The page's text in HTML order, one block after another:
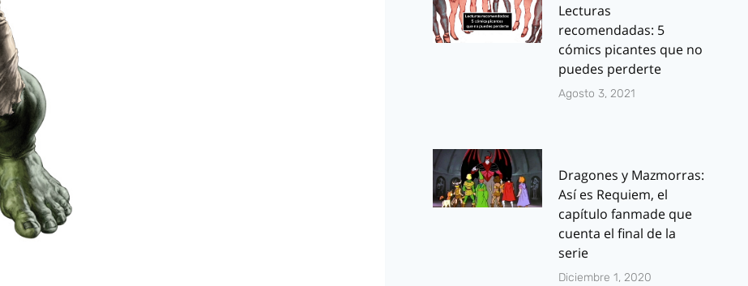
Lecturas
recomendadas: 5
cómics picantes que no
puedes perderte
Agosto 3, 2021
Dragones y Mazmorras:
Así es Requiem, el
capítulo fanmade que
cuenta el final de la
serie
Diciembre 1, 2020